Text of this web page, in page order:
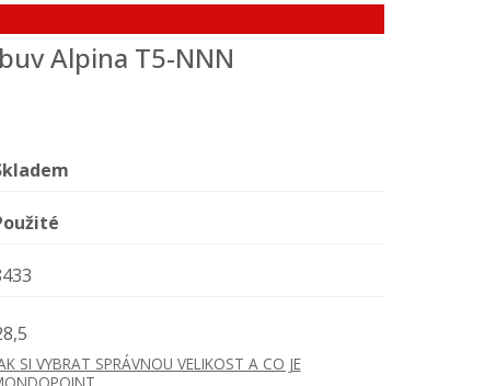
Alpina T5-NNN
SI VYBRAT SPRÁVNOU VELIKOST A CO JE